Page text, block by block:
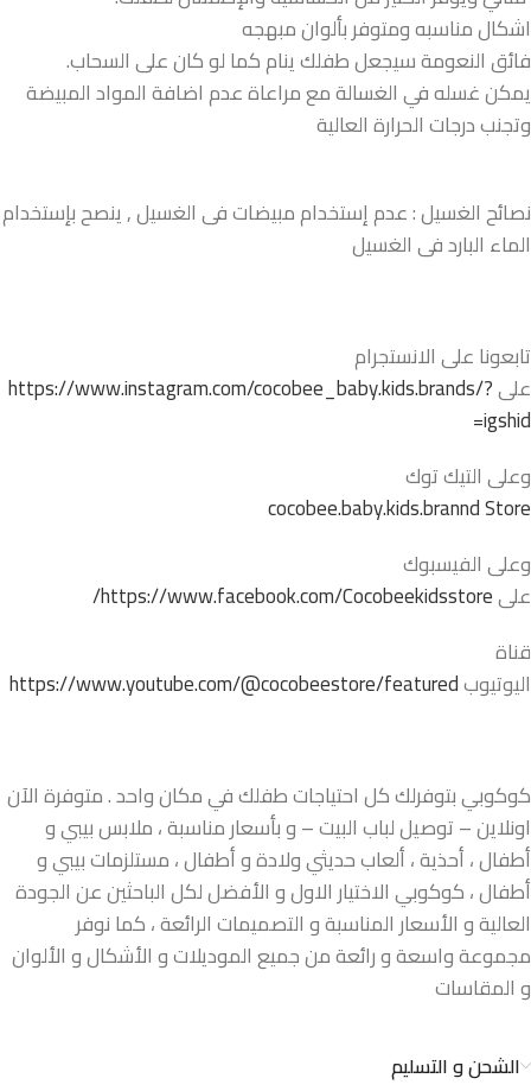
اشكال مناسبه ومتوفر بألوان مبهجه
فائق النعومة سيجعل طفلك ينام كما لو كان على السحاب.
يمكن غسله في الغسالة مع مراعاة عدم اضافة المواد المبيضة
وتجنب درجات الحرارة العالية
نصائح الغسيل : عدم إستخدام مبيضات فى الغسيل , ينصح بإستخدام
الماء البارد فى الغسيل
تابعونا على الانستجرام
علىhttps://www.instagram.com/cocobee_baby.kids.brands/?
igshid=
وعلى التيك توك
cocobee.baby.kids.brannd Store
وعلى الفيسبوك
علىhttps://www.facebook.com/Cocobeekidsstore/
قناة
اليوتيوبhttps://www.youtube.com/@cocobeestore/featured
كوكوبي بتوفرلك كل احتياجات طفلك في مكان واحد . متوفرة الآن
اونلاين – توصيل لباب البيت – و بأسعار مناسبة ، ملابس بيبي و
أطفال ، أحذية ، ألعاب حديثي ولادة و أطفال ، مستلزمات بيبي و
أطفال ، كوكوبي الاختيار الاول و الأفضل لكل الباحثين عن الجودة
العالية و الأسعار المناسبة و التصميمات الرائعة ، كما نوفر
مجموعة واسعة و رائعة من جميع الموديلات و الأشكال و الألوان
و المقاسات
الشحن و التسليم